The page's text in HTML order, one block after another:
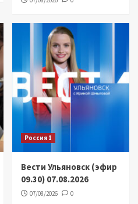
Россия 1
Вести Ульяновск (эфир
09.30) 07.08.2026
07/08/2026 0